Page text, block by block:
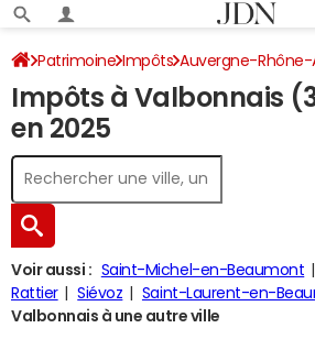
Patrimoine Impôts Auvergne-Rhône-
Valbonnais Impôt sur le revenu
Impôts à Valbonnais
en 2025
Voir aussi : Saint-Michel-en-Beaumont
Rattier
Siévoz Saint-Laurent-en-
Valbonnais à une autre ville